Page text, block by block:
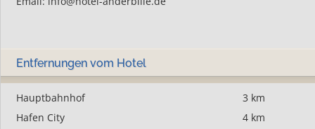
Entfernungen vom Hotel
Hauptbahnhof
3 km
Hafen City
4 km